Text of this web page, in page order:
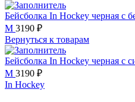
Бейсболка In Hockey черная с
М 3190 ₽
Вернуться к товарам
Бейсболка In Hockey черная с
М 3190 ₽
In Hockey